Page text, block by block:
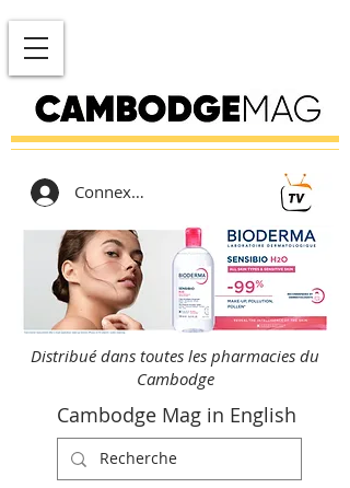
Connexion
Distribué dans toutes les pharmacies du
Cambodge
Cambodge Mag in English